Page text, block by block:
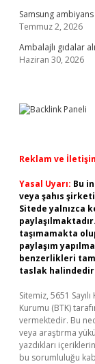
Samsung
Temmuz 2, 2026
Ambalajlı gıdalar
Haziran 30, 2026
Reklam ve
Yasal Uyarı: Bu
veya şahıs
Sitede yalnızca
taşımamakta
paylaşım
benzerlikleri
taslak
Sitemiz, 5651
Kurumu (BTK)
vermektedir. Bu
veya araştırma
yazdıkları
bu sorumluluğu